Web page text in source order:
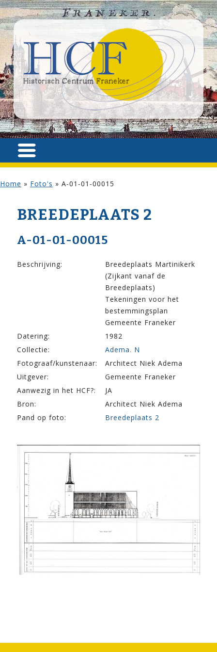
Home » Foto's » A-01-01-00015
BREEDEPLAATS 2
A-01-01-00015
Beschrijving:
Breedeplaats Martinikerk
(Zijkant vanaf de
Breedeplaats)
Tekeningen voor het
bestemmingsplan
Gemeente Franeker
Datering:
1982
Collectie:
Adema. N
Fotograaf/kunstenaar:
Architect Niek Adema
Uitgever:
Gemeente Franeker
Aanwezig in het HCF?:
JA
Bron:
Architect Niek Adema
Pand op foto:
Breedeplaats 2